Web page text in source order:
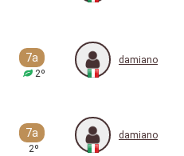
7a
2º
damiano
7a
2º
damiano